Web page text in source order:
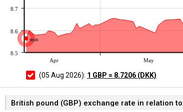
min
Apr May
8.5
8.6
8.7
(05 Aug 2026): 1 GBP = 8.7206 (DKK)
British pound (GBP) exchange rate in relation